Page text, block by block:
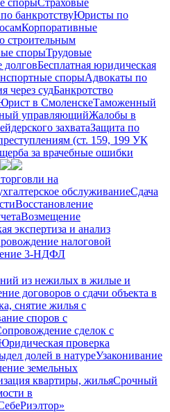
спорыСтраховые
банкротствуЮристы по
Корпоративные
строительным
спорыТрудовые
долговБесплатная юридическая
спорыАдвокаты по
через судБанкротство
в СмоленскеТаможенный
управляющийЖалобы в
захватаЗащита по
(ст. 159, 199 УК
за врачебные ошибки
на
обслуживаниеСдача
Восстановление
Возмещение
экспертиза и анализ
налоговой
3-НДФЛ
из нежилых в жилые и
договоров о сдачи объекта в
снятие жилья с
споров с
сделок с
проверка
долей в натуреУзаконивание
земельных
квартиры, жильяСрочный
в